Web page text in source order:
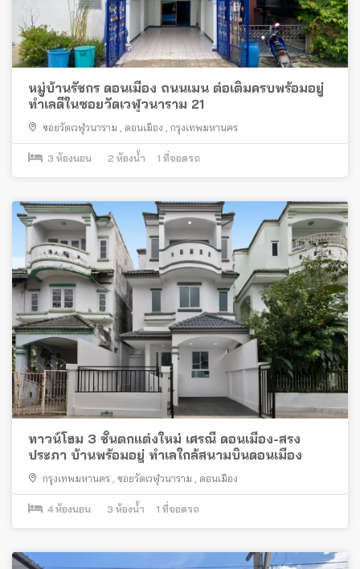
หมู่บ้านรัชกร ดอนเมือง ถนนเมน ต่อเติมครบพร้อมอยู่
ทำเลดีในซอยวัดเวฬุวนาราม 21
ซอยวัดเวฬุวนาราม ดอนเมือง กรุงเทพมหานคร
3 ห้องนอน 2 ห้องน้ำ 1 ที่จอดรถ
ทาวน์โฮม 3 ชั้นตกแต่งใหม่ เศรณี ดอนเมือง-สรง
ประภา บ้านพร้อมอยู่ ทำเลใกล้สนามบินดอนเมือง
กรุงเทพมหานคร ซอยวัดเวฬุวนาราม ดอนเมือง
4 ห้องนอน 3 ห้องน้ำ 1 ที่จอดรถ